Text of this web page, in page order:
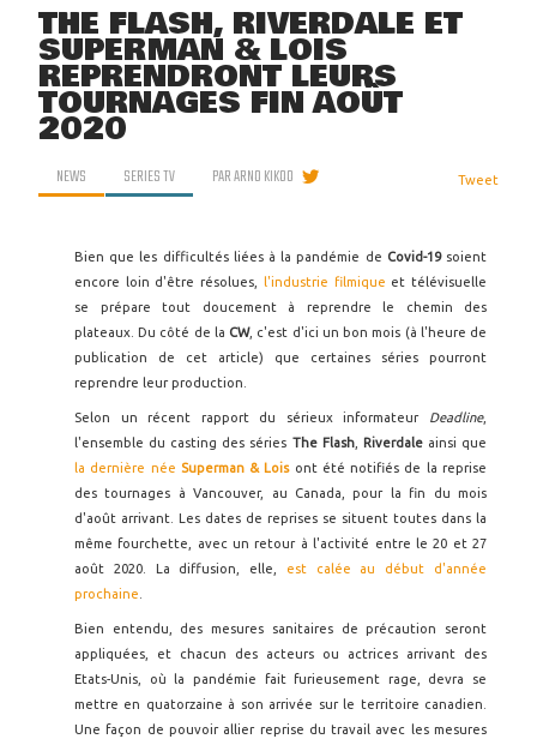
THE FLASH, RIVERDALE ET
SUPERMAN & LOIS
REPRENDRONT LEURS
TOURNAGES FIN AOÛT
2020
NEWS SERIES TV PARARNO KIKOO Tweet
Bien que les difficultés liées à la pandémie de Covid-19 soient
encore loin d'être résolues, l'industrie filmique et télévisuelle
se prépare tout doucement à reprendre le chemin des
plateaux. Du côté de la CW, c'est d'ici un bon mois (à l'heure de
publication de cet article) que certaines séries pourront
reprendre leur production.
Selon un récent rapport du sérieux informateur Deadline,
l'ensemble du casting des séries The Flash, Riverdale ainsi que
la dernière née Superman & Lois ont été notifiés de la reprise
des tournages à Vancouver, au Canada, pour la fin du mois
d'août arrivant. Les dates de reprises se situent toutes dans la
même fourchette, avec un retour à l'activité entre le 20 et 27
août 2020. La diffusion, elle, est calée au début d'année
prochaine
Bien entendu, des mesures sanitaires de précaution seront
appliquées, et chacun des acteurs ou actrices arrivant des
Etats-Unis, où la pandémie fait furieusement rage, devra se
mettre en quatorzaine à son arrivée sur le territoire canadien.
Une façon de pouvoir allier reprise du travail avec les mesures